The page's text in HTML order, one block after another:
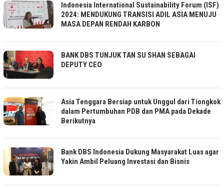
Indonesia International Sustainability Forum (ISF)
2024: MENDUKUNG TRANSISI ADIL ASIA MENUJU
MASA DEPAN RENDAH KARBON
BANK DBS TUNJUK TAN SU SHAN SEBAGAI
DEPUTY CEO
Asia Tenggara Bersiap untuk Unggul dari Tiongkok
dalam Pertumbuhan PDB dan PMA pada Dekade
Berikutnya
Bank DBS Indonesia Dukung Masyarakat Luas agar
Yakin Ambil Peluang Investasi dan Bisnis